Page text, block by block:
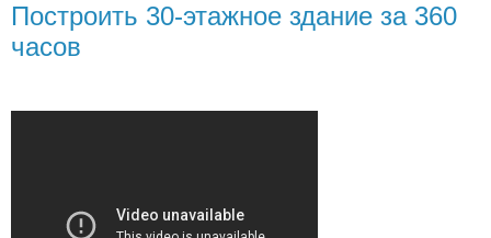
Построить 30-этажное здание за 360
часов